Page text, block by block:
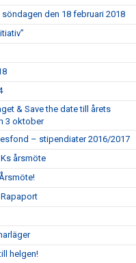
söndagen den 18 februari 2018
& Save the date till årets
3 oktober
– stipendiater 2016/2017
årsmöte
helgen!